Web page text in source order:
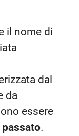
il nome di
dal
da
essere
passato.